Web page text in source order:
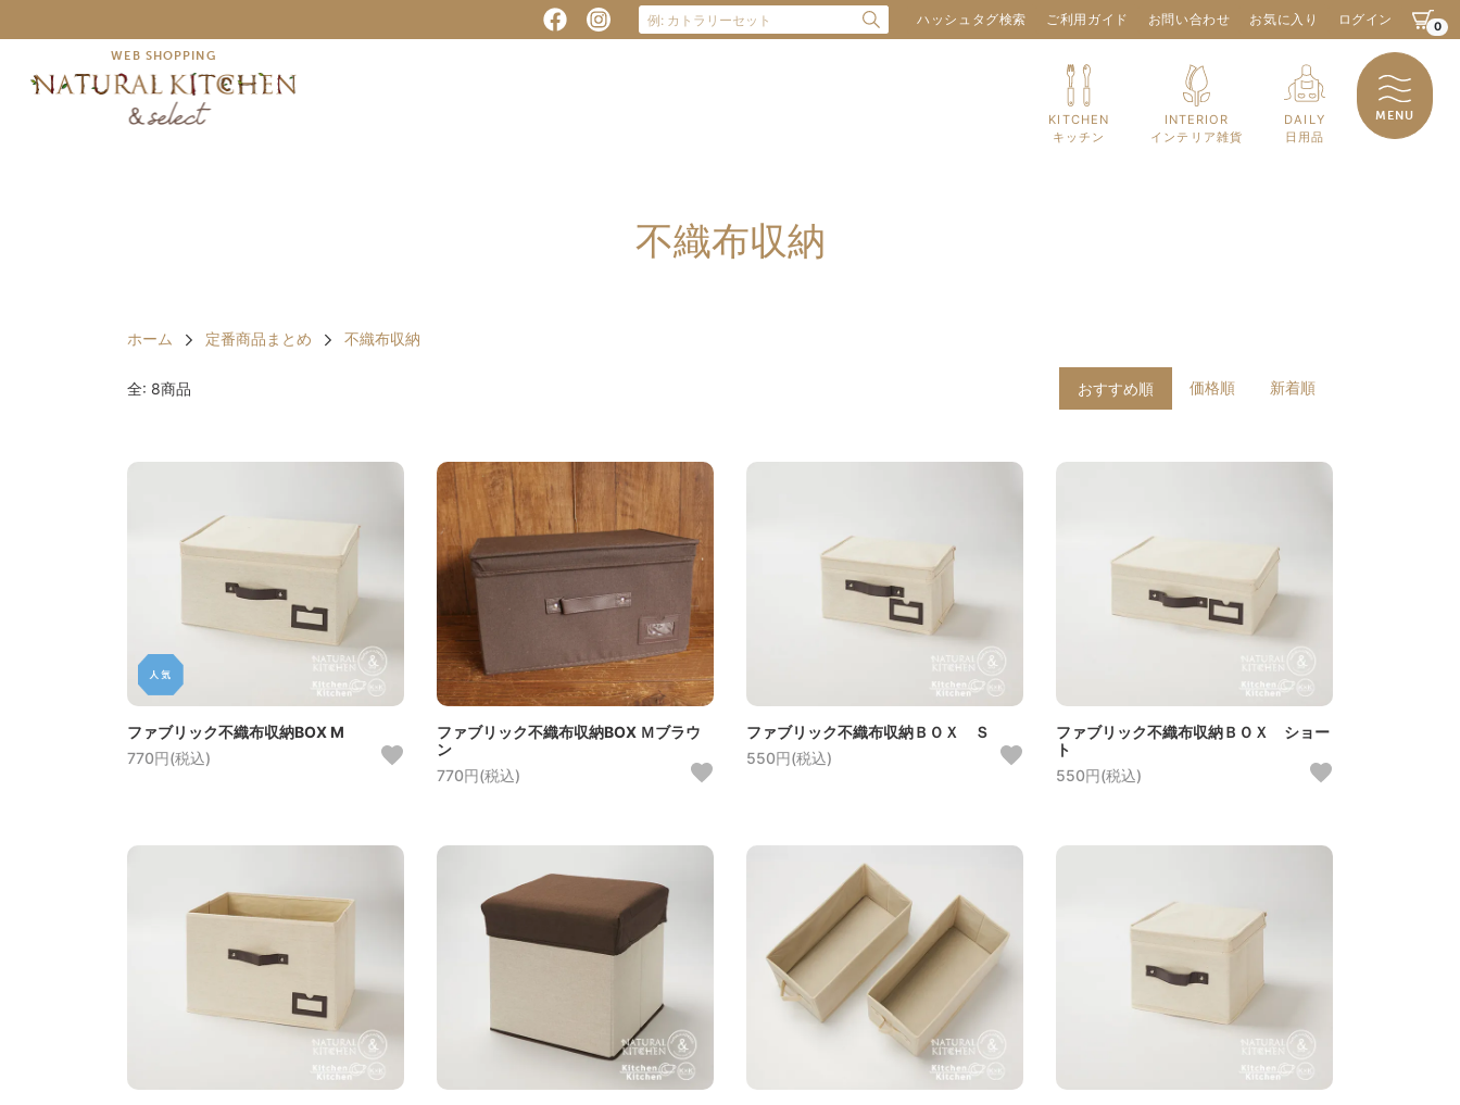
ハッシュタグ検索 ご利用ガイド お問い合わせ お気に入り ログイン 0
WEB SHOPPING
KITCHEN
キッチン
INTERIOR
インテリア雑貨
DAILY
日用品
MENU
不織布収納
ホーム 定番商品まとめ 不織布収納
全: 8商品 おすすめ順 価格順 新着順
ファブリック不織布収納BOX M
770円(税込)
ファブリック不織布収納BOX Ｍブラウ
ン
770円(税込)
ファブリック不織布収納ＢＯＸ Ｓ
550円(税込)
ファブリック不織布収納ＢＯＸ ショー
ト
550円(税込)